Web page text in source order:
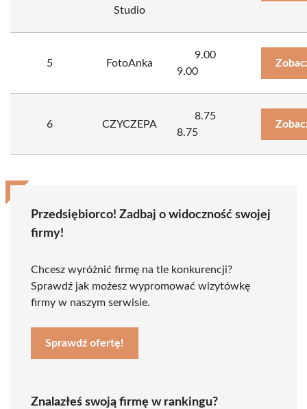
Studio
5 FotoAnka
9.00
9.00
6 CZYCZEPA
8.75
8.75
Przedsiębiorco! Zadbaj o widoczność swojej
firmy!
Chcesz wyróżnić firmę na tle konkurencji?
Sprawdź jak możesz wypromować wizytówkę
firmy w naszym serwisie.
Sprawdź ofertę!
Znalazłeś swoją firmę w rankingu?